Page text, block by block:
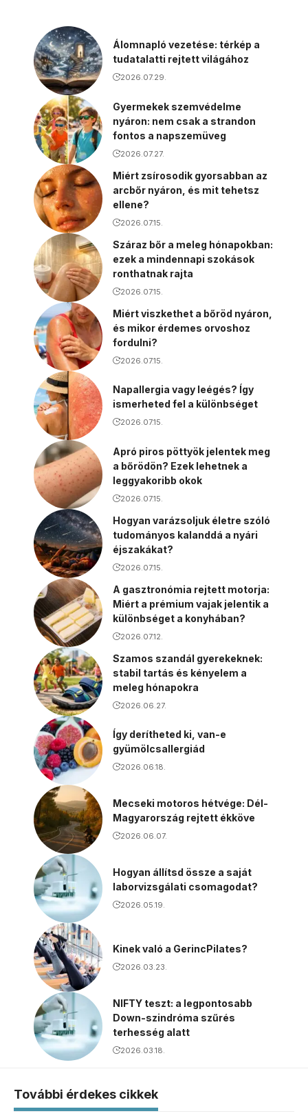
Álomnapló vezetése: térkép a
tudatalatti rejtett világához
2026.07.29.
Gyermekek szemvédelme
nyáron: nem csak a strandon
fontos a napszemüveg
2026.07.27.
Miért zsírosodik gyorsabban az
arcbőr nyáron, és mit tehetsz
ellene?
2026.07.15.
Száraz bőr a meleg hónapokban:
ezek a mindennapi szokások
ronthatnak rajta
2026.07.15.
Miért viszkethet a bőröd nyáron,
és mikor érdemes orvoshoz
fordulni?
2026.07.15.
Napallergia vagy leégés? Így
ismerheted fel a különbséget
2026.07.15.
Apró piros pöttyök jelentek meg
a bőrödön? Ezek lehetnek a
leggyakoribb okok
2026.07.15.
Hogyan varázsoljuk életre szóló
tudományos kalanddá a nyári
éjszakákat?
2026.07.15.
A gasztronómia rejtett motorja:
Miért a prémium vajak jelentik a
különbséget a konyhában?
2026.07.12.
Szamos szandál gyerekeknek:
stabil tartás és kényelem a
meleg hónapokra
2026.06.27.
Így derítheted ki, van-e
gyümölcsallergiád
2026.06.18.
Mecseki motoros hétvége: Dél-
Magyarország rejtett ékköve
2026.06.07.
Hogyan állítsd össze a saját
laborvizsgálati csomagodat?
2026.05.19.
Kinek való a GerincPilates?
2026.03.23.
NIFTY teszt: a legpontosabb
Down-szindróma szűrés
terhesség alatt
2026.03.18.
További érdekes cikkek